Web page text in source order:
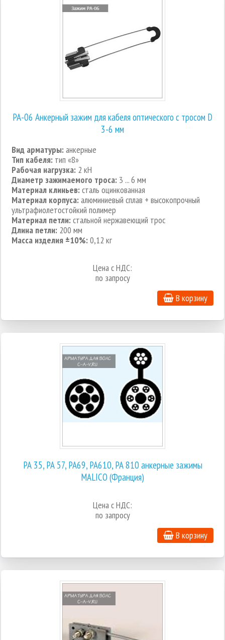
РА-06 Анкерный зажим для кабеля оптического с тросом D
3-6 мм
Вид арматуры:анкерные
Тип кабеля: тип «8»
Рабочая нагрузка: 2 кН
Диаметр зажимаемого троса: 3 ... 6 мм
Материал клиньев:сталь оцинкованная
Материал корпуса:алюминиевый сплав + высокопрочный
ультрафиолетостойкий полимер
Материал петли:стальной нержавеющий трос
Длина петли: 200 мм
Масса изделия ±10%:0,12 кг
Цена с НДС:
по запросу
В корзину
РА 35, РА 57, РА69, РА610, РА 810 анкерные зажимы
MALICO (Франция)
Цена с НДС:
по запросу
В корзину